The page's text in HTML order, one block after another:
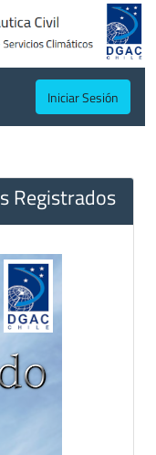
Iniciar Sesión
Registrados